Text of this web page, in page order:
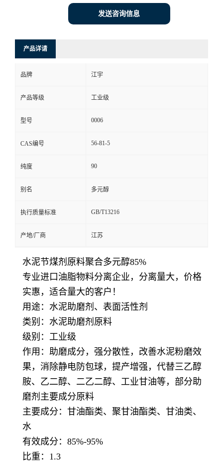
发送咨询信息
产品详请
品牌 江宇
产品等级 工业级
型号 0006
CAS编号 56-81-5
纯度 90
别名 多元醇
执行质量标准 GB/T13216
产地/厂商 江苏
水泥节煤剂原料聚合多元醇85%
专业进口油脂物料分离企业，分离量大，价格
实惠，适合量大的客户！
用途：水泥助磨剂、表面活性剂
类别：水泥助磨剂原料
级别：工业级
作用：助磨成分，强分散性，改善水泥粉磨效
果，消除静电防包球，提产增强，代替三乙醇
胺、乙二醇、二乙二醇、工业甘油等，部分助
磨剂主要成分原料
主要成分：甘油酯类、聚甘油酯类、甘油类、
水
有效成分：85%-95%
比重：1.3